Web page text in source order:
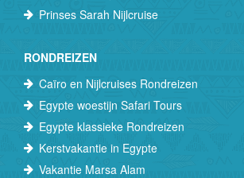
Prinses Sarah Nijlcruise
RONDREIZEN
Caïro en Nijlcruises Rondreizen
Egypte woestijn Safari Tours
Egypte klassieke Rondreizen
Kerstvakantie in Egypte
Vakantie Marsa Alam